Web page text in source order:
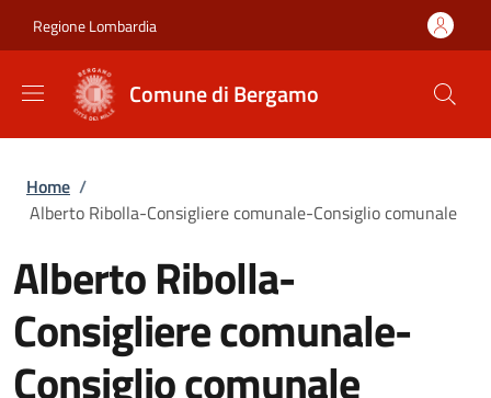
Regione Lombardia
Comune di Bergamo
Briciole di pane
Home /
Alberto Ribolla-Consigliere comunale-Consiglio comunale
Alberto Ribolla-
Consigliere comunale-
Consiglio comunale